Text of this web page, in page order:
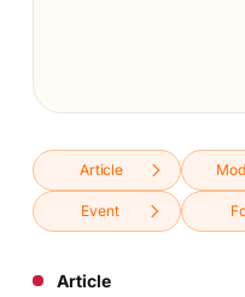
Article
Event
Article